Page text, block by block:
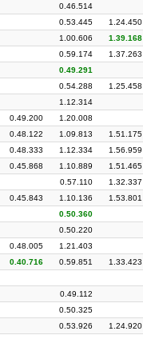
0.46.514
0.53.445 1.24.450
1.00.606 1.39.168
0.59.174 1.37.263
0.49.291
0.54.288 1.25.458
1.12.314
0.49.200
1.20.008
0.48.122 1.09.813
1.51.175
0.48.333 1.12.334
1.56.959
0.45.868 1.10.889
1.51.465
0.57.110 1.32.337
0.45.843 1.10.136
1.53.801
0.50.360
0.50.220
0.48.005
1.21.403
0.40.716 0.59.851
1.33.423
0.49.112
0.50.325
0.53.926 1.24.920